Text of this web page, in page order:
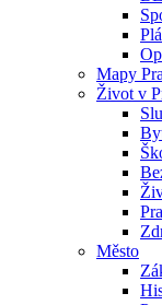
Mapy
Život v
Město